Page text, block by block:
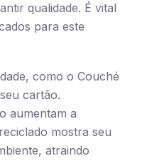
qualidade. É vital
para este
como o Couché
cartão.
aumentam a
mostra seu
atraindo